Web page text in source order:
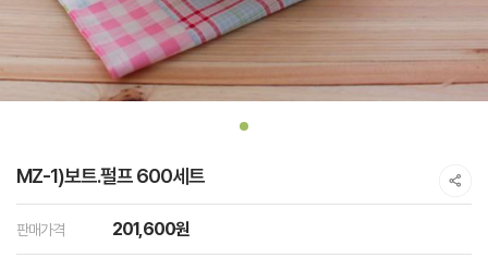
MZ-1)보트.펄프 600세트
판매가격 201,600원